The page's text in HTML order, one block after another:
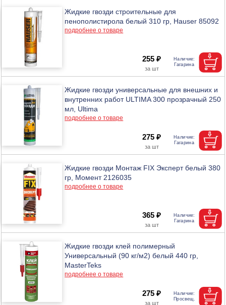
Жидкие гвозди строительные для
пенополистирола белый 310 гр, Hauser 85092
подробнее о товаре
255 ₽
Жидкие гвозди универсальные для внешних и
внутренних работ ULTIMA 300 прозрачный 250
мл, Ultima
подробнее о товаре
275 ₽
Жидкие гвозди Монтаж FIX Эксперт белый 380
гр, Момент 2126035
подробнее о товаре
365 ₽
Жидкие гвозди клей полимерный
Универсальный (90 кг/м2) белый 440 гр,
MasterTeks
подробнее о товаре
275 ₽